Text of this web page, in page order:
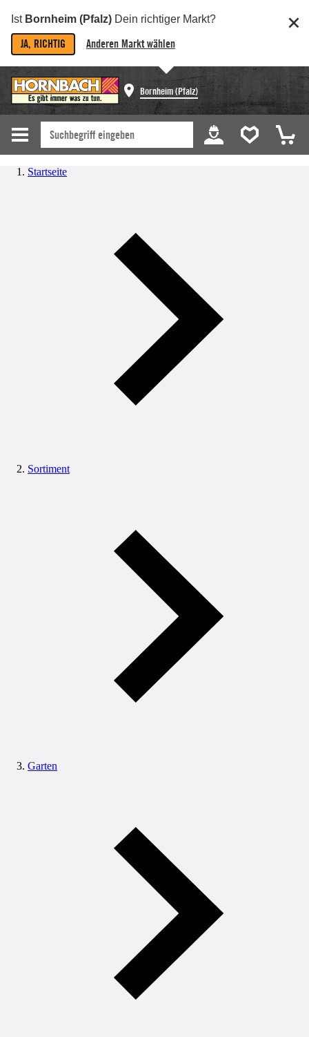
Ist Bornheim (Pfalz) Dein richtiger Markt?
JA, RICHTIG Anderen Markt wählen
Bornheim (Pfalz)
Startseite
Sortiment
Garten